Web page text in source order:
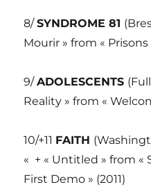
8/SYNDROME 81
Mourir » from «
9/ADOLESCENTS
Reality » from «
10/+11 FAITH
« + « Untitled » from «
First Demo » (2011)